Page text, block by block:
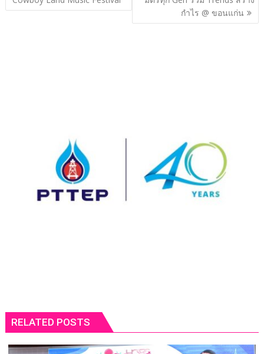
กำไร @ ขอนแก่น
RELATED POSTS